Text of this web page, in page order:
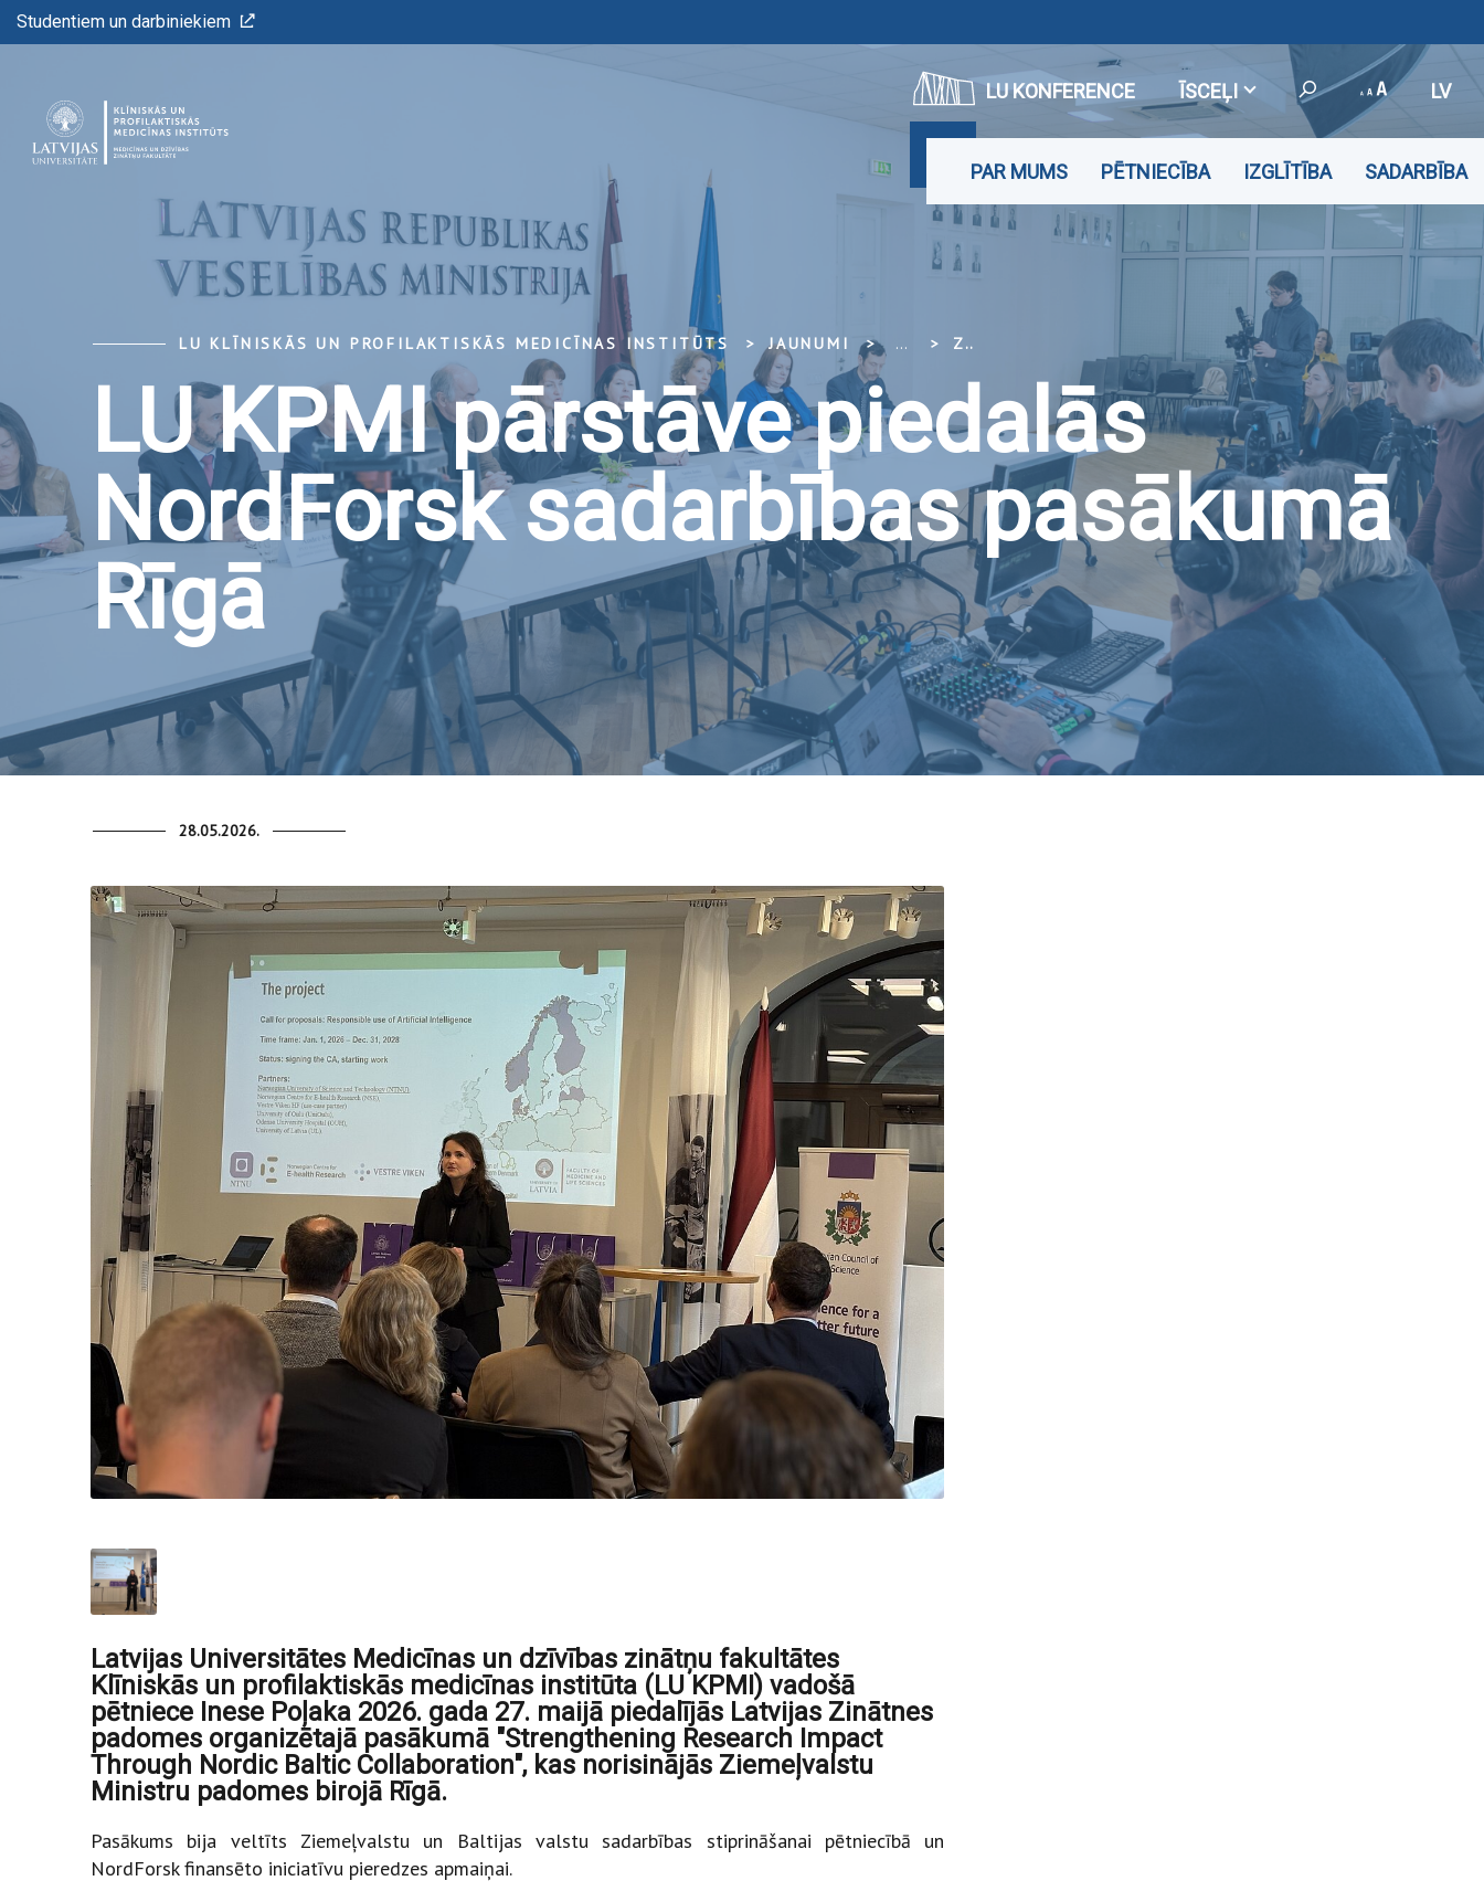
Studentiem un darbiniekiem
LU KONFERENCE ĪSCEĻI LV
PAR MUMS PĒTNIECĪBA IZGLĪTĪBA SADARBĪBA
LU KLĪNISKĀS UN PROFILAKTISKĀS MEDICĪNAS INSTITŪTS JAUNUMI ... ZIŅA
LU KPMI pārstāve piedalās
NordForsk sadarbības pasākumā
Rīgā
28.05.2026.
Latvijas Universitātes Medicīnas un dzīvības zinātņu fakultātes
Klīniskās un profilaktiskās medicīnas institūta (LU KPMI) vadošā
pētniece Inese Poļaka 2026. gada 27. maijā piedalījās Latvijas Zinātnes
padomes organizētajā pasākumā "Strengthening Research Impact
Through Nordic Baltic Collaboration", kas norisinājās Ziemeļvalstu
Ministru padomes birojā Rīgā.
Pasākums bija veltīts Ziemeļvalstu un Baltijas valstu sadarbības stiprināšanai pētniecībā un
NordForsk finansēto iniciatīvu pieredzes apmaiņai.